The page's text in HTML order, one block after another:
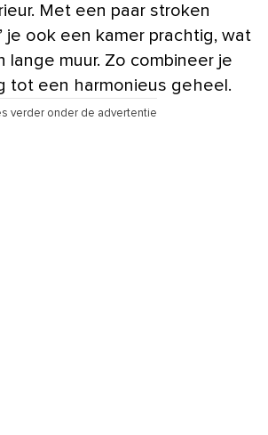
Met een paar stroken
je ook een kamer prachtig, wat
lange muur. Zo combineer je
tot een harmonieus geheel.
verder onder de advertentie